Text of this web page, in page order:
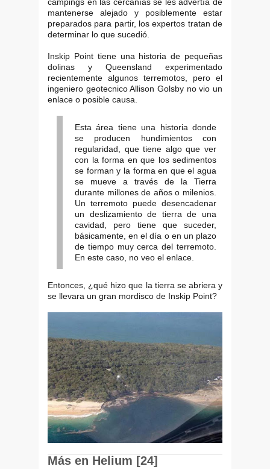
mantenerse alejado y posiblemente estar
preparados para partir, los expertos tratan de
determinar lo que sucedió.
Inskip Point tiene una historia de pequeñas
dolinas y Queensland experimentado
recientemente algunos terremotos, pero el
ingeniero geotecnico Allison Golsby no vio un
enlace o posible causa.
Esta área tiene una historia donde
se producen hundimientos con
regularidad, que tiene algo que ver
con la forma en que los sedimentos
se forman y la forma en que el agua
se mueve a través de la Tierra
durante millones de años o milenios.
Un terremoto puede desencadenar
un deslizamiento de tierra de una
cavidad, pero tiene que suceder,
básicamente, en el día o en un plazo
de tiempo muy cerca del terremoto.
En este caso, no veo el enlace.
Entonces, ¿qué hizo que la tierra se abriera y
se llevara un gran mordisco de Inskip Point?
Más en Helium [24]